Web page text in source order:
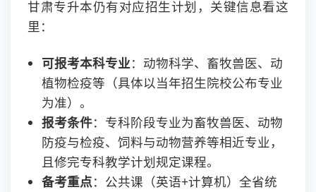
甘肃专升本仍有对应招生计划，关键信息看这
里：
可报考本科专业：动物科学、畜牧兽医、动
植物检疫等（具体以当年招生院校公布专业
为准）。
报考条件：专科阶段专业为畜牧兽医、动物
防疫与检疫、饲料与动物营养等相近专业，
且修完专科教学计划规定课程。
备考重点：公共课（英语+计算机）全省统